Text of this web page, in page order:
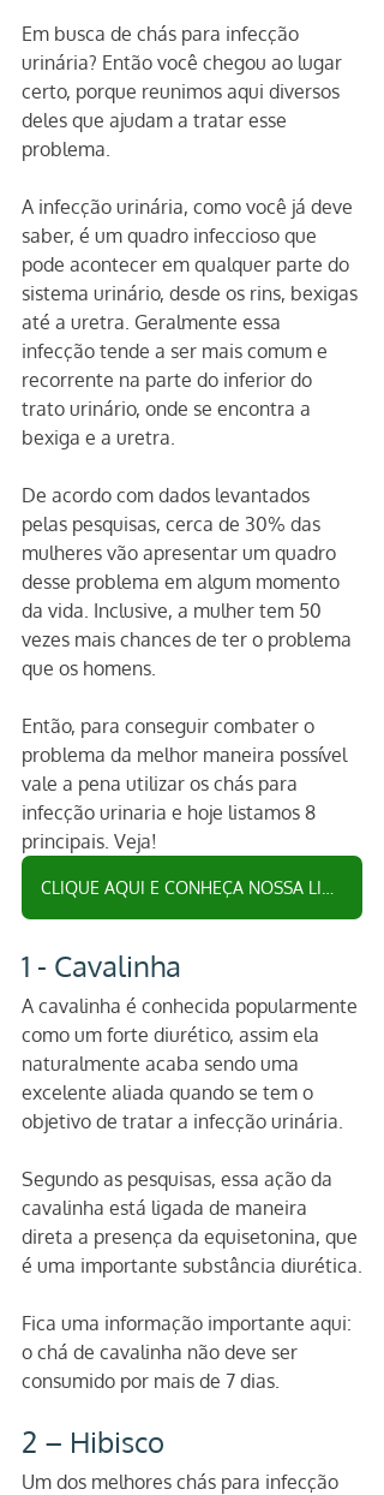
Em busca de chás para infecção
urinária? Então você chegou ao lugar
certo, porque reunimos aqui diversos
deles que ajudam a tratar esse
problema.
A infecção urinária, como você já deve
saber, é um quadro infeccioso que
pode acontecer em qualquer parte do
sistema urinário, desde os rins, bexigas
até a uretra. Geralmente essa
infecção tende a ser mais comum e
recorrente na parte do inferior do
trato urinário, onde se encontra a
bexiga e a uretra.
De acordo com dados levantados
pelas pesquisas, cerca de 30% das
mulheres vão apresentar um quadro
desse problema em algum momento
da vida. Inclusive, a mulher tem 50
vezes mais chances de ter o problema
que os homens.
Então, para conseguir combater o
problema da melhor maneira possível
vale a pena utilizar os chás para
infecção urinaria e hoje listamos 8
principais. Veja!
1 - Cavalinha
A cavalinha é conhecida popularmente
como um forte diurético, assim ela
naturalmente acaba sendo uma
excelente aliada quando se tem o
objetivo de tratar a infecção urinária.
Segundo as pesquisas, essa ação da
cavalinha está ligada de maneira
direta a presença da equisetonina, que
é uma importante substância diurética.
Fica uma informação importante aqui:
o chá de cavalinha não deve ser
consumido por mais de 7 dias.
2 – Hibisco
Um dos melhores chás para infecção